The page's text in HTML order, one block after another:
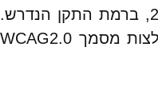
נגישות לשירות) התשע”ג 2013, ברמת התקן הנדרש.
כמו כן, אנו מיישמים את המלצות מסמך WCAG2.0